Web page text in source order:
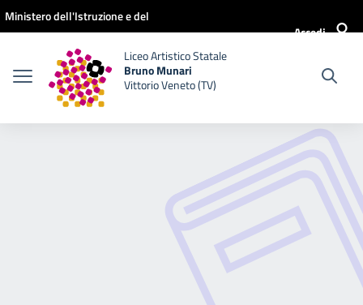
Vai ai contenuti
Vai al menu di navigazione
Vai al footer
Ministero dell'Istruzione e del
Accedi
Liceo Artistico Statale
Bruno Munari
Vittorio Veneto (TV)